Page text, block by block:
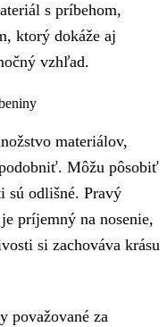
s príbehom,
ktorý dokáže aj
vzhľad.
materiálov,
Môžu pôsobiť
sú odlišné. Pravý
príjemný na nosenie,
si zachováva krásu
považované za